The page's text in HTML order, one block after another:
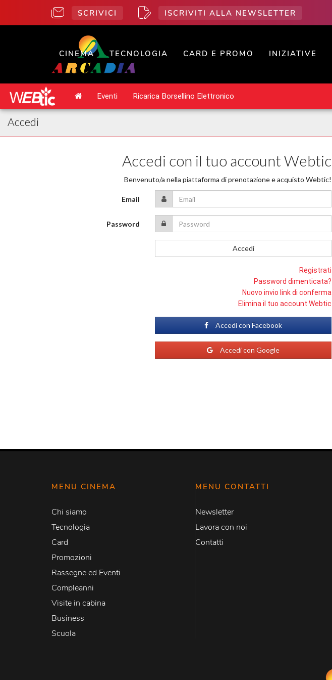
SCRIVICI ISCRIVITI ALLA NEWSLETTER
CINEMA TECNOLOGIA CARD E PROMO INIZIATIVE
MENU CINEMA
Chi siamo
Tecnologia
Card
Promozioni
Rassegne ed Eventi
Compleanni
Visite in cabina
Business
Scuola
MENU CONTATTI
Newsletter
Lavora con noi
Contatti